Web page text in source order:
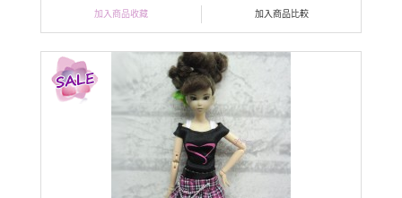
加入商品收藏 加入商品比較